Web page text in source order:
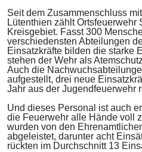
Seit dem Zusammenschluss
Lütenthien zählt
Kreisgebiet. Fasst 300
verschiedensten Abteilungen
Einsatzkräfte bilden die starke
stehen der Wehr als
Auch die
aufgestellt, drei neue
Jahr aus der Jugendfeuerwehr
Und dieses Personal ist auch
die Feuerwehr alle Hände voll
wurden von den
abgeleistet, darunter acht
rückten im Durchschnitt 13